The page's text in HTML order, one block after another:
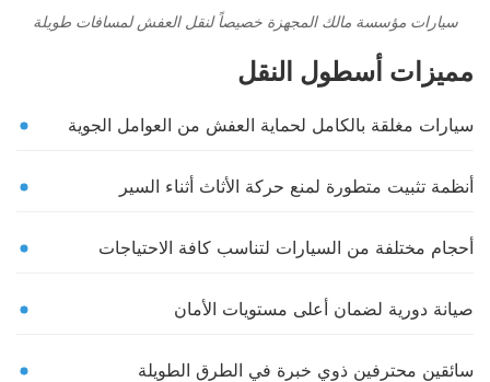
سيارات مؤسسة مالك المجهزة خصيصاً لنقل العفش لمسافات طويلة
مميزات أسطول النقل
سيارات مغلقة بالكامل لحماية العفش من العوامل الجوية
أنظمة تثبيت متطورة لمنع حركة الأثاث أثناء السير
أحجام مختلفة من السيارات لتناسب كافة الاحتياجات
صيانة دورية لضمان أعلى مستويات الأمان
سائقين محترفين ذوي خبرة في الطرق الطويلة